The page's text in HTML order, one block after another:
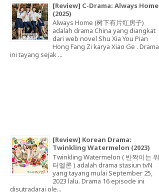
[Review] C-Drama: Always Home
(2025)
Always Home (树下有片红房子)
adalah drama China yang diangkat
dari web novel Shu Xia You Pian
Hong Fang Zi karya Xiao Ge . Drama
ini tayang sejak ...
[Review] Korean Drama:
Twinkling Watermelon (2023)
Twinkling Watermelon ( 반짝이는 워
터멜론 ) adalah drama stasiun tvN
yang tayang mulai September 25,
2023 lalu. Drama 16 episode ini
disutradarai ole...